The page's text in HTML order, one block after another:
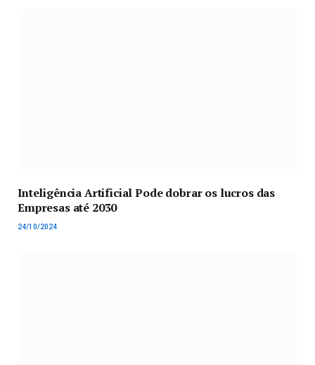
Inteligência Artificial Pode dobrar os lucros das
Empresas até 2030
24/10/2024